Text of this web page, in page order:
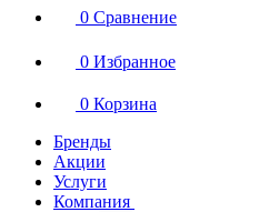
0 Сравнение
0 Избранное
0 Корзина
Бренды
Акции
Услуги
Компания